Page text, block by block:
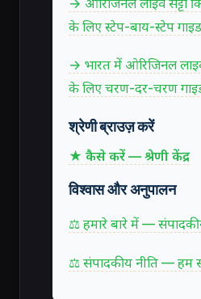
के लिए स्टेप-बाय-स्टेप
→ भारत में ओरिजिनल
के लिए चरण-दर-चरण
श्रेणी ब्राउज़ करें
★ कैसे करें — श्रेणी केंद्र
विश्वास और अनुपालन
⚖ हमारे बारे में —
⚖ संपादकीय नीति — हम